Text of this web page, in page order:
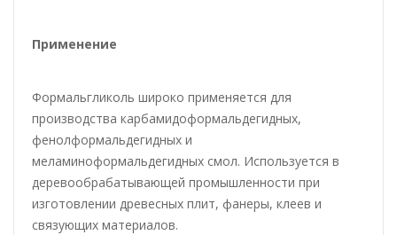
Применение
Формальгликоль широко применяется для
производства карбамидоформальдегидных,
фенолформальдегидных и
меламиноформальдегидных смол. Используется в
деревообрабатывающей промышленности при
изготовлении древесных плит, фанеры, клеев и
связующих материалов.